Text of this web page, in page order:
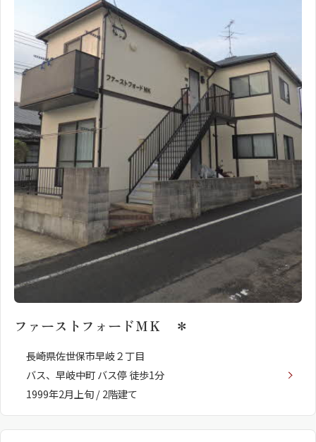
ファーストフォードＭＫ ＊
長崎県佐世保市早岐２丁目
バス、早岐中町 バス停 徒歩1分
1999年2月上旬 / 2階建て